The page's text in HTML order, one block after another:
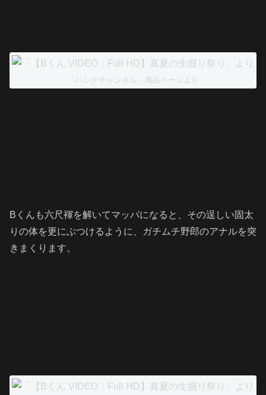
「ハンクチャンネル」商品ページより
Bくんも六尺褌を解いてマッパになると、その逞しい固太
りの体を更にぶつけるように、ガチムチ野郎のアナルを突
きまくります。